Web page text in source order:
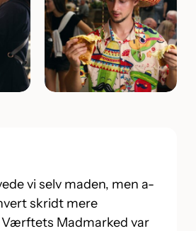
vi selv maden, men a-
skridt mere
Madmarked var